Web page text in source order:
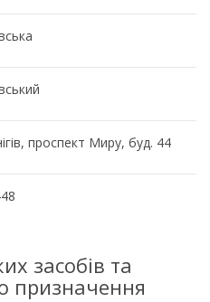
проспект Миру, буд. 44
засобів та
призначення